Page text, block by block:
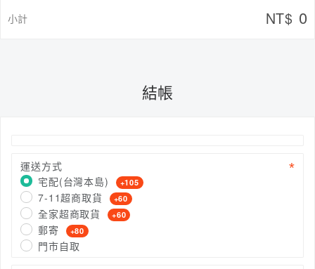
小計
NT$ 0
結帳
運送方式
宅配(台灣本島)
+105
7-11超商取貨 +60
全家超商取貨 +60
郵寄 +80
門市自取